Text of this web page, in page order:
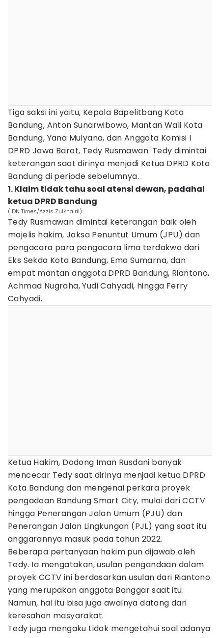
Tiga saksi ini yaitu, Kepala Bapelitbang Kota
Bandung, Anton Sunarwibowo, Mantan Wali Kota
Bandung, Yana Mulyana, dan Anggota Komisi I
DPRD Jawa Barat, Tedy Rusmawan. Tedy dimintai
keterangan saat dirinya menjadi Ketua DPRD Kota
Bandung di periode sebelumnya.
1. Klaim tidak tahu soal atensi dewan, padahal
ketua DPRD Bandung
(IDN Times/Azzis Zulkhairil)
Tedy Rusmawan dimintai keterangan baik oleh
majelis hakim, Jaksa Penuntut Umum (JPU) dan
pengacara para pengacara lima terdakwa dari
Eks Sekda Kota Bandung, Ema Sumarna, dan
empat mantan anggota DPRD Bandung, Riantono,
Achmad Nugraha, Yudi Cahyadi, hingga Ferry
Cahyadi.
Ketua Hakim, Dodong Iman Rusdani banyak
mencecar Tedy saat dirinya menjadi ketua DPRD
Kota Bandung dan mengenai perkara proyek
pengadaan Bandung Smart City, mulai dari CCTV
hingga Penerangan Jalan Umum (PJU) dan
Penerangan Jalan Lingkungan (PJL) yang saat itu
anggarannya masuk pada tahun 2022.
Beberapa pertanyaan hakim pun dijawab oleh
Tedy. Ia mengatakan, usulan pengandaan dalam
proyek CCTV ini berdasarkan usulan dari Riantono
yang merupakan anggota Banggar saat itu.
Namun, hal itu bisa juga awalnya datang dari
keresahan masyarakat.
Tedy juga mengaku tidak mengetahui soal adanya